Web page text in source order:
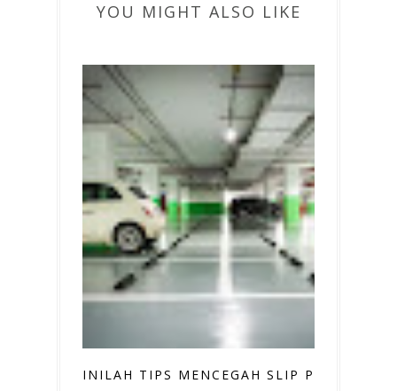
YOU MIGHT ALSO LIKE
INILAH TIPS MENCEGAH SLIP PADA